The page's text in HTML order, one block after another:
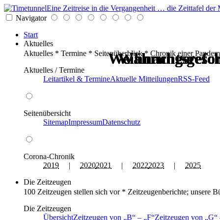
Eine Zeitreise in die Vergangenheit … die Zeittafel
Navigator
Start
Aktuelles
Aktuelles * Termine * Seitenüberblick * Chronik einer
Aktuelles / Termine
Leitartikel & TermineAktuelle MitteilungenRSS-Feed
Seitenübersicht
SitemapImpressumDatenschutz
Corona-Chronik
2019 | 20202021 | 20222023 | 2025
Die Zeitzeugen
100 Zeitzeugen stellen sich vor * Zeitzeugenberichte; unsere
Die Zeitzeugen
ÜbersichtZeitzeugen von B – F Zeitzeugen von G